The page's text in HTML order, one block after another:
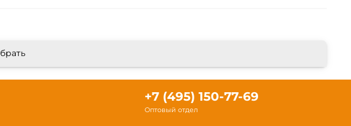
+7 (495) 150-77-69
Оптовый отдел